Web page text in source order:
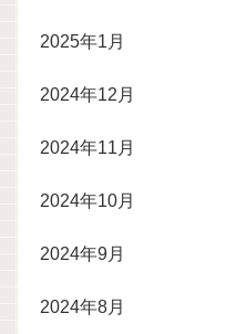
2025年1月
2024年12月
2024年11月
2024年10月
2024年9月
2024年8月